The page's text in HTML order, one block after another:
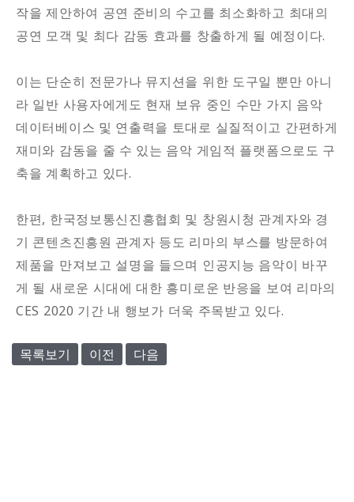
작을 제안하여 공연 준비의 수고를 최소화하고 최대의
공연 모객 및 최다 감동 효과를 창출하게 될 예정이다.
이는 단순히 전문가나 뮤지션을 위한 도구일 뿐만 아니
라 일반 사용자에게도 현재 보유 중인 수만 가지 음악
데이터베이스 및 연출력을 토대로 실질적이고 간편하게
재미와 감동을 줄 수 있는 음악 게임적 플랫폼으로도 구
축을 계획하고 있다.
한편, 한국정보통신진흥협회 및 창원시청 관계자와 경
기 콘텐츠진흥원 관계자 등도 리마의 부스를 방문하여
제품을 만져보고 설명을 들으며 인공지능 음악이 바꾸
게 될 새로운 시대에 대한 흥미로운 반응을 보여 리마의
CES 2020 기간 내 행보가 더욱 주목받고 있다.
목록보기 이전 다음